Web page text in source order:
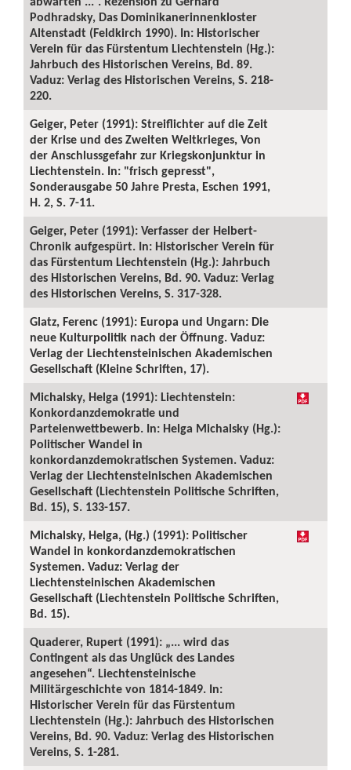
Podhradsky, Das Dominikanerinnenkloster
Altenstadt (Feldkirch 1990). In: Historischer
Verein für das Fürstentum Liechtenstein (Hg.):
Jahrbuch des Historischen Vereins, Bd. 89.
Vaduz: Verlag des Historischen Vereins, S. 218-
220.
Geiger, Peter (1991): Streiflichter auf die Zeit
der Krise und des Zweiten Weltkrieges, Von
der Anschlussgefahr zur Kriegskonjunktur in
Liechtenstein. In: "frisch gepresst",
Sonderausgabe 50 Jahre Presta, Eschen 1991,
H. 2, S. 7-11.
Geiger, Peter (1991): Verfasser der Helbert-
Chronik aufgespürt. In: Historischer Verein für
das Fürstentum Liechtenstein (Hg.): Jahrbuch
des Historischen Vereins, Bd. 90. Vaduz: Verlag
des Historischen Vereins, S. 317-328.
Glatz, Ferenc (1991): Europa und Ungarn: Die
neue Kulturpolitik nach der Öffnung. Vaduz:
Verlag der Liechtensteinischen Akademischen
Gesellschaft (Kleine Schriften, 17).
Michalsky, Helga (1991): Liechtenstein:
Konkordanzdemokratie und
Parteienwettbewerb. In: Helga Michalsky (Hg.):
Politischer Wandel in
konkordanzdemokratischen Systemen. Vaduz:
Verlag der Liechtensteinischen Akademischen
Gesellschaft (Liechtenstein Politische Schriften,
Bd. 15), S. 133-157.
Michalsky, Helga, (Hg.) (1991): Politischer
Wandel in konkordanzdemokratischen
Systemen. Vaduz: Verlag der
Liechtensteinischen Akademischen
Gesellschaft (Liechtenstein Politische Schriften,
Bd. 15).
Quaderer, Rupert (1991): „... wird das
Contingent als das Unglück des Landes
angesehen“. Liechtensteinische
Militärgeschichte von 1814-1849. In:
Historischer Verein für das Fürstentum
Liechtenstein (Hg.): Jahrbuch des Historischen
Vereins, Bd. 90. Vaduz: Verlag des Historischen
Vereins, S. 1-281.